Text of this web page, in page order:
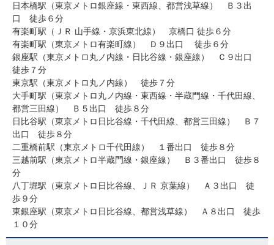
日本橋駅（東京メトロ銀座線・東西線、都営浅草線） Ｂ３出
口 徒歩６分
有楽町駅（ＪＲ 山手線・京浜東北線） 京橋口 徒歩６分
有楽町駅（東京メトロ有楽町線） Ｄ９出口 徒歩６分
銀座駅（東京メトロ丸ノ内線・日比谷線・銀座線） Ｃ９出口
徒歩７分
東京駅（東京メトロ丸ノ内線） 徒歩７分
大手町駅（東京メトロ丸ノ内線・東西線・半蔵門線・千代田線、
都営三田線） Ｂ５出口 徒歩８分
日比谷駅（東京メトロ日比谷線・千代田線、都営三田線） Ｂ７
出口 徒歩８分
二重橋前駅（東京メトロ千代田線） １番出口 徒歩８分
三越前駅（東京メトロ半蔵門線・銀座線） Ｂ３番出口 徒歩８
分
八丁堀駅（東京メトロ日比谷線、ＪＲ 京葉線） Ａ３出口 徒
歩９分
東銀座駅（東京メトロ日比谷線、都営浅草線） Ａ８出口 徒歩
１０分